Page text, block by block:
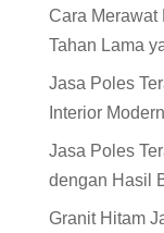
Cara Merawat
Tahan Lama
Jasa Poles
Interior Modern
Jasa Poles
dengan Hasil
Granit Hitam